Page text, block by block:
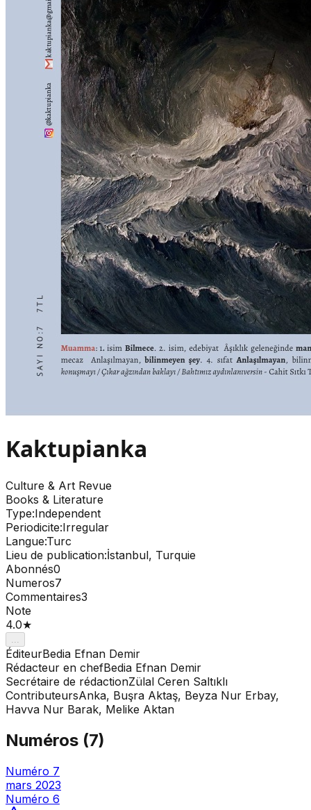
Kaktupianka
Culture & Art Revue
Books & Literature
Type:Independent
Periodicite:Irregular
Langue:Turc
Lieu de publication:İstanbul, Turquie
Abonnés0
Numeros7
Commentaires3
Note
4.0★
ÉditeurBedia Efnan Demir
Rédacteur en chefBedia Efnan Demir
Secrétaire de rédactionZülal Ceren Saltıklı
ContributeursAnka, Buşra Aktaş, Beyza Nur Erbay,
Havva Nur Barak, Melike Aktan
Numéros (7)
Numéro 7
mars 2023
Numéro 6